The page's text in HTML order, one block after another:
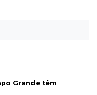
Grande têm